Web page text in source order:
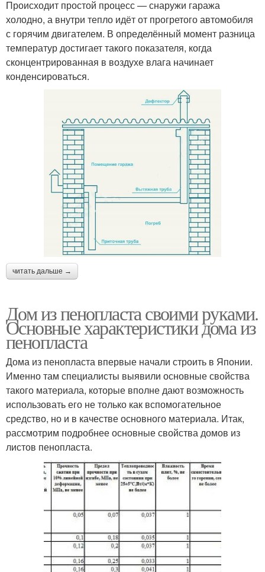
Происходит простой процесс — снаружи гаража
холодно, а внутри тепло идёт от прогретого автомобиля
с горячим двигателем. В определённый момент разница
температур достигает такого показателя, когда
сконцентрированная в воздухе влага начинает
конденсироваться.
читать дальше →
Дом из пенопласта своими руками.
Основные характеристики дома из
пенопласта
Дома из пенопласта впервые начали строить в Японии.
Именно там специалисты выявили основные свойства
такого материала, которые вполне дают возможность
использовать его не только как вспомогательное
средство, но и в качестве основного материала. Итак,
рассмотрим подробнее основные свойства домов из
листов пенопласта.